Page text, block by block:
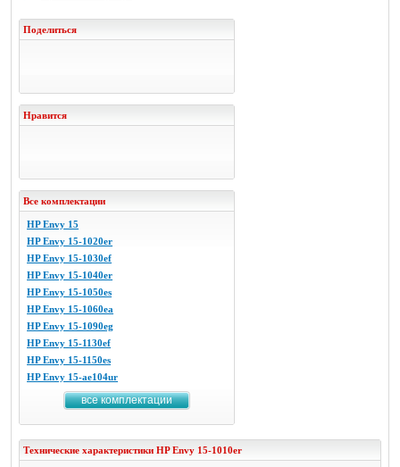
Поделиться
Нравится
Все комплектации
HP Envy 15
HP Envy 15-1020er
HP Envy 15-1030ef
HP Envy 15-1040er
HP Envy 15-1050es
HP Envy 15-1060ea
HP Envy 15-1090eg
HP Envy 15-1130ef
HP Envy 15-1150es
HP Envy 15-ae104ur
все комплектации
Технические характеристики HP Envy 15-1010er